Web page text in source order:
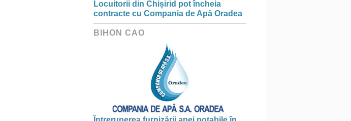
Locuitorii din Chișirid pot încheia
contracte cu Compania de Apă Oradea
BIHON CAO